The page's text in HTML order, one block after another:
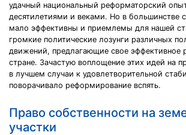
удачный национальный реформаторский
десятилетиями и веками. Но в большинстве
мало эффективны и приемлемы для нашей
громкие политические лозунги различных
движений, предлагающие свое эффективное
стране. Зачастую воплощение этих идей на
в лучшем случаи к удовлетворительной
поворачивало реформирование вспять.
Право собственности на
участки